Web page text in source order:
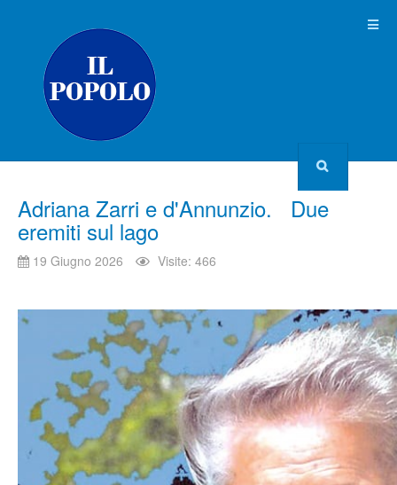
Adriana Zarri e d'Annunzio. Due
eremiti sul lago
19 Giugno 2026 Visite: 466